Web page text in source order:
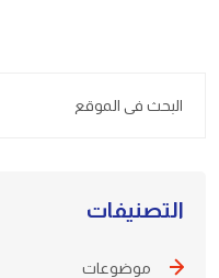
التصنيفات
موضوعات